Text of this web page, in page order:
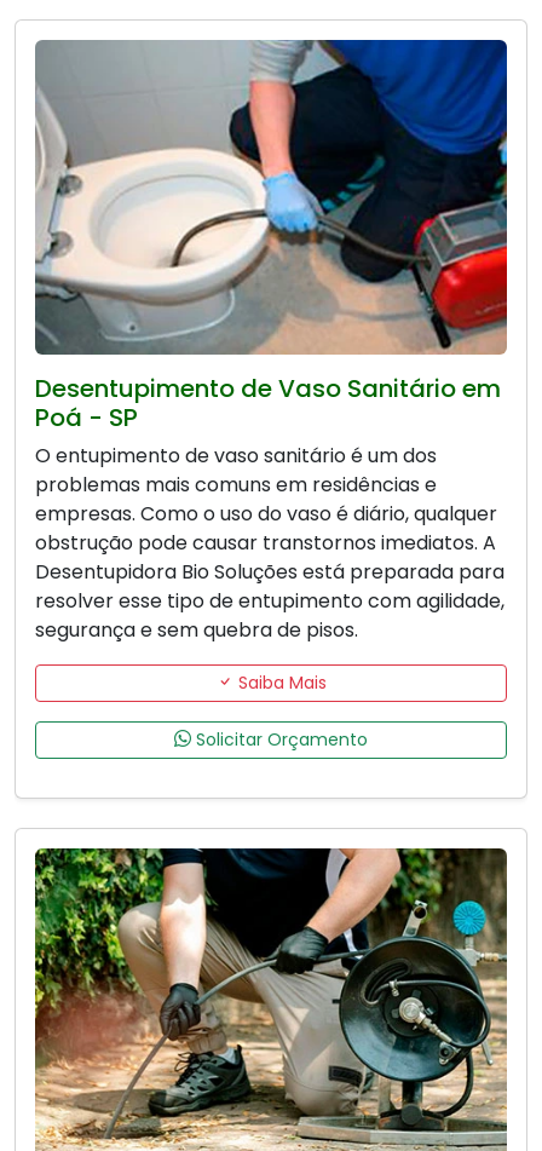
Desentupimento de Vaso Sanitário em
Poá - SP
O entupimento de vaso sanitário é um dos
problemas mais comuns em residências e
empresas. Como o uso do vaso é diário, qualquer
obstrução pode causar transtornos imediatos. A
Desentupidora Bio Soluções está preparada para
resolver esse tipo de entupimento com agilidade,
segurança e sem quebra de pisos.
Saiba Mais
Solicitar Orçamento